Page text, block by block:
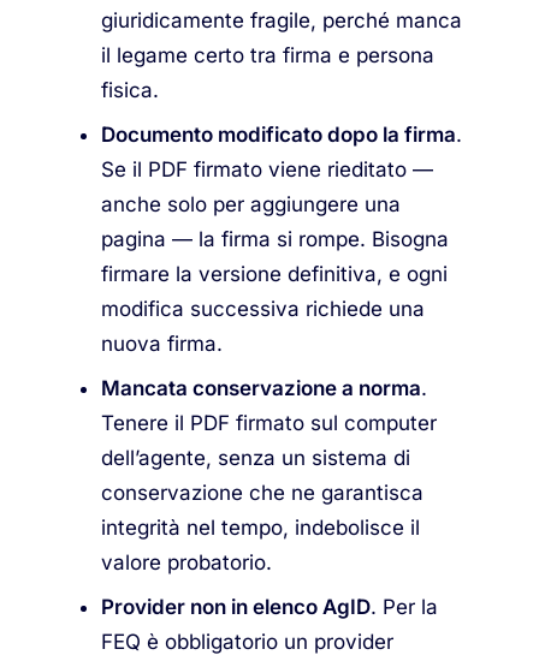
giuridicamente fragile, perché manca
il legame certo tra firma e persona
fisica.
Documento modificato dopo la firma.
Se il PDF firmato viene rieditato —
anche solo per aggiungere una
pagina — la firma si rompe. Bisogna
firmare la versione definitiva, e ogni
modifica successiva richiede una
nuova firma.
Mancata conservazione a norma.
Tenere il PDF firmato sul computer
dell’agente, senza un sistema di
conservazione che ne garantisca
integrità nel tempo, indebolisce il
valore probatorio.
Provider non in elenco AgID. Per la
FEQ è obbligatorio un provider